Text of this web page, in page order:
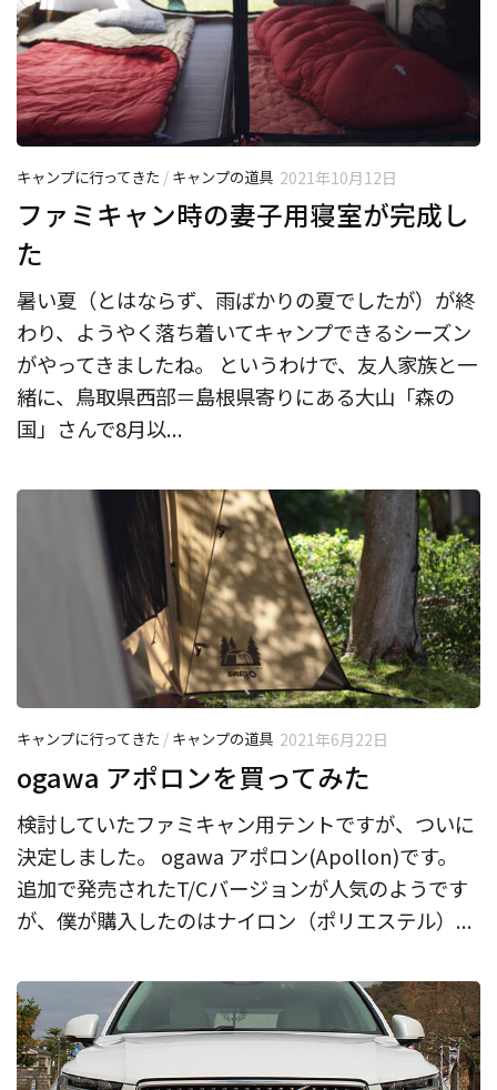
キャンプに行ってきた / キャンプの道具 2021年10月12日
ファミキャン時の妻子用寝室が完成し
た
暑い夏（とはならず、雨ばかりの夏でしたが）が終
わり、ようやく落ち着いてキャンプできるシーズン
がやってきましたね。 というわけで、友人家族と一
緒に、鳥取県西部＝島根県寄りにある大山「森の
国」さんで8月以...
キャンプに行ってきた / キャンプの道具 2021年6月22日
ogawa アポロンを買ってみた
検討していたファミキャン用テントですが、ついに
決定しました。 ogawa アポロン(Apollon)です。
追加で発売されたT/Cバージョンが人気のようです
が、僕が購入したのはナイロン（ポリエステル）...